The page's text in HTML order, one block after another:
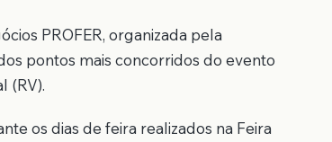
PROFER, organizada pela
pontos mais concorridos do evento
(RV).
os dias de feira realizados na Feira